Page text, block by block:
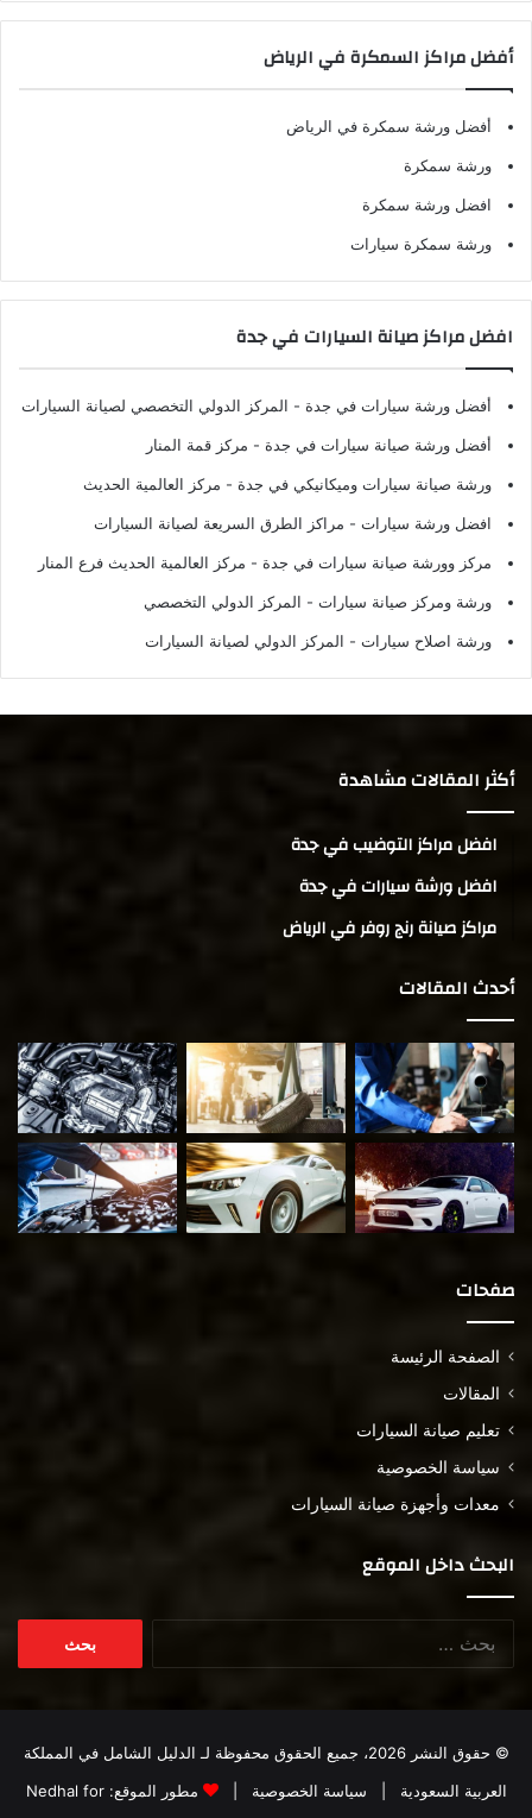
أفضل مراكز السمكرة في الرياض
أفضل ورشة سمكرة في الرياض
ورشة سمكرة
افضل ورشة سمكرة
ورشة سمكرة سيارات
افضل مراكز صيانة السيارات في جدة
أفضل ورشة سيارات في جدة - المركز الدولي التخصصي لصيانة السيارات
أفضل ورشة صيانة سيارات في جدة - مركز قمة المنار
ورشة صيانة سيارات وميكانيكي في جدة - مركز العالمية الحديث
افضل ورشة سيارات - مراكز الطرق السريعة لصيانة السيارات
مركز وورشة صيانة سيارات في جدة - مركز العالمية الحديث فرع المنار
ورشة ومركز صيانة سيارات - المركز الدولي التخصصي
ورشة اصلاح سيارات - المركز الدولي لصيانة السيارات
أكثر المقالات مشاهدة
افضل مراكز التوضيب في جدة
افضل ورشة سيارات في جدة
مراكز صيانة رنج روفر في الرياض
أحدث المقالات
صفحات
الصفحة الرئيسة
المقالات
تعليم صيانة السيارات
سياسة الخصوصية
معدات وأجهزة صيانة السيارات
البحث داخل الموقع
© حقوق النشر 2026، جميع الحقوق محفوظة لـ
الدليل الشامل في المملكة
العربية السعودية
سياسة الخصوصية | مطور الموقع:Nedhal for